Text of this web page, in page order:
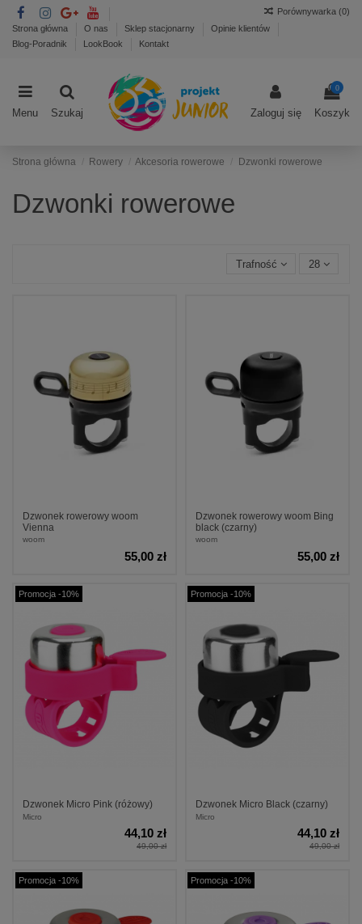
Strona główna O nas Sklep stacjonarny
Opinie klientów
Blog-Poradnik
LookBook Kontakt
Porównywarka (0)
Menu Szukaj Zaloguj się
0
Koszyk
Strona główna Rowery Akcesoria rowerowe Dzwonki rowerowe
Dzwonki rowerowe
Trafność 28
Dzwonek rowerowy woom
Vienna
woom
55,00 zł
Dzwonek rowerowy woom Bing
black (czarny)
woom
55,00 zł
Promocja -10%
Dzwonek Micro Pink (różowy)
Micro
44,10 zł
49,00 zł
Promocja -10%
Dzwonek Micro Black (czarny)
Micro
44,10 zł
49,00 zł
Promocja -10% Promocja -10%